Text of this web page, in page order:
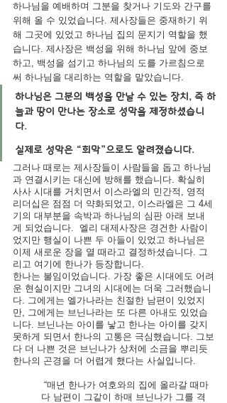
하나님을 예배하며 그분을 찾거나 기도와 간구를
위해 올 수 있었습니다. 제사장들은 중재하기 위
해 그곳에 있었고 하나님 집의 문지기 역할을 했
습니다. 제사장은 백성을 위해 하나님 앞에 중보
하고, 백성을 섬기고 하나님의 도를 가르침으로
써 하나님을 대리하는 역할을 맡았습니다.
하나님은 그분의 백성을 만날 수 있는 장치, 즉 하
늘과 땅이 만나는 장소로 성막을 제정하셨습니
다.
실제로 성막은 “회막”으로도 알려졌습니다.
그러나 때로는 제사장들이 사람들을 돕고 하나님
과 연결시키는 대신에 방해를 했습니다. 확실히
사사 시대를 거치면서 이스라엘의 민간적, 영적
리더십은 점점 더 약화되었고, 이스라엘은 그 4세
기의 대부분을 속박과 하나님의 심판 아래 보내
게 되었습니다.  엘리 대제사장은 경건한 사람이
었지만 행실이 나쁜 두 아들이 있었고 하나님은
이제 새로운 장을 열 때라고 결정하셨습니다. 그
리고 여기에 한나가 등장합니다.
한나는 불임이었습니다. 가장 좋은 시대에도 어려
운 현실이지만 그녀의 시대에는 더욱 그러했습니
다. 그에게는 엘가나라는 친절한 남편이 있었지
만, 그에게는 브닌나라는 또 다른 아내도 있었습
니다. 브닌나는 아이를 낳고 한나는 아이를 갖지
못하게 되면서 한나의 고통은 극심했습니다. 그보
다 더 나쁜 것은 브닌나가 상처에 소금을 뿌리듯
한나의 곤경을 더 어렵게 했다는 사실입니다.
“매년 한나가 여호와의 집에 올라갈 때마
다 남편이 그같이 하매 브닌나가 그를 격